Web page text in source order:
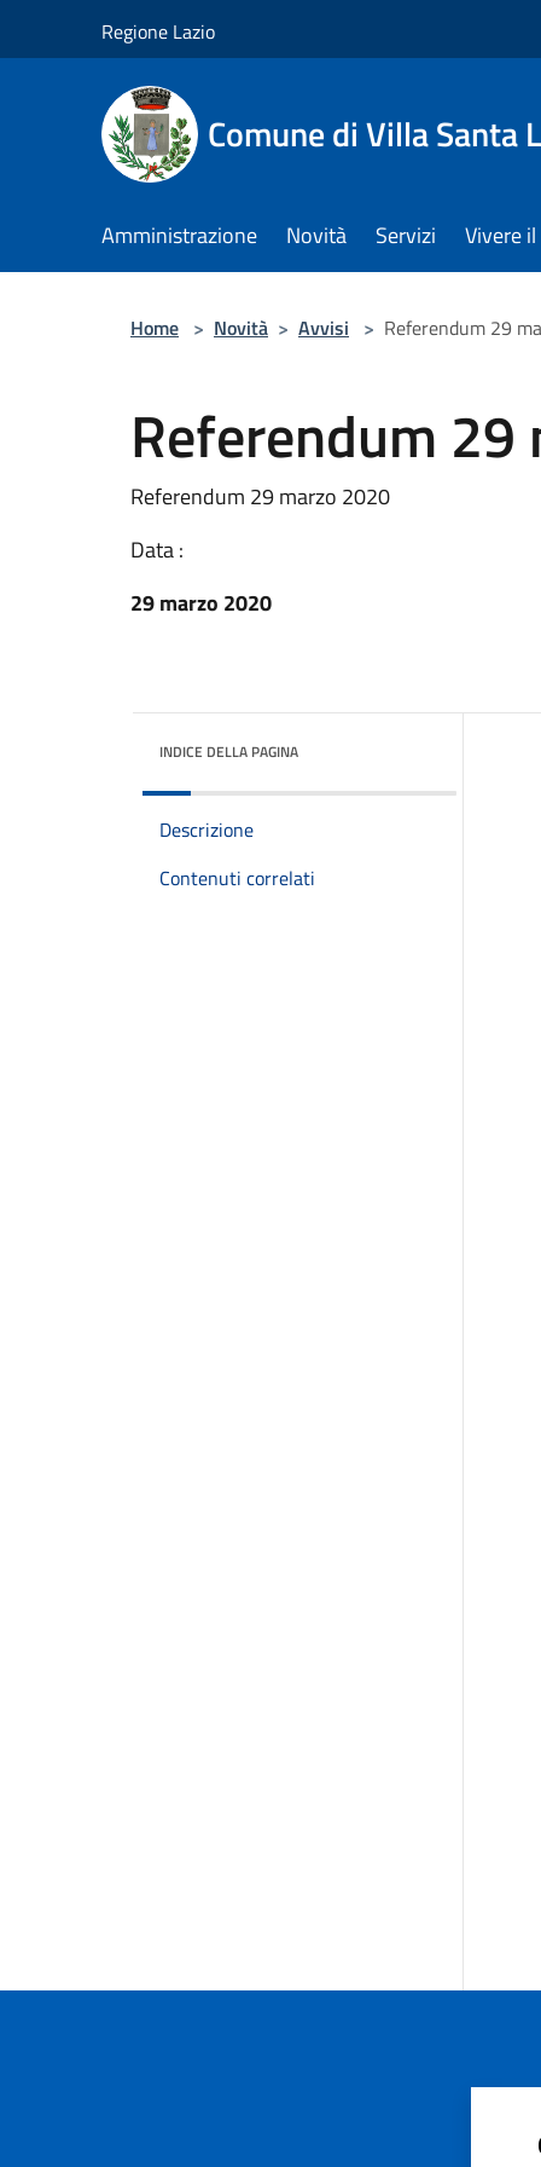
Regione Lazio
Comune di Villa Santa
Amministrazione Novità Servizi Vivere
Home > Novità > Avvisi > Referendum 29
Referendum
Referendum 29 marzo 2020
Data :
29 marzo 2020
INDICE DELLA PAGINA
Descrizione
Contenuti correlati